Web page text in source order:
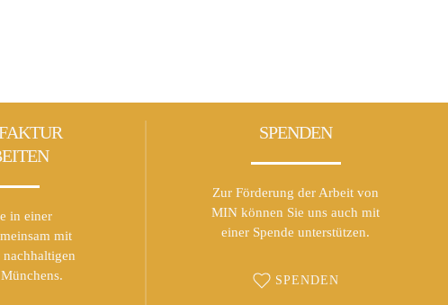
in einer
mit
SPENDEN
Zur Förderung der Arbeit von
MIN können Sie uns auch mit
einer Spende unterstützen.
SPENDEN